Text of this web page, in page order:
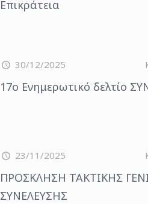
Επικράτεια
30/12/2025
17ο Ενημερωτικό δελτίο
23/11/2025
ΠΡΟΣKΛΗΣΗ ΤΑΚΤΙΚΗΣ
ΣΥΝΕΛΕΥΣΗΣ